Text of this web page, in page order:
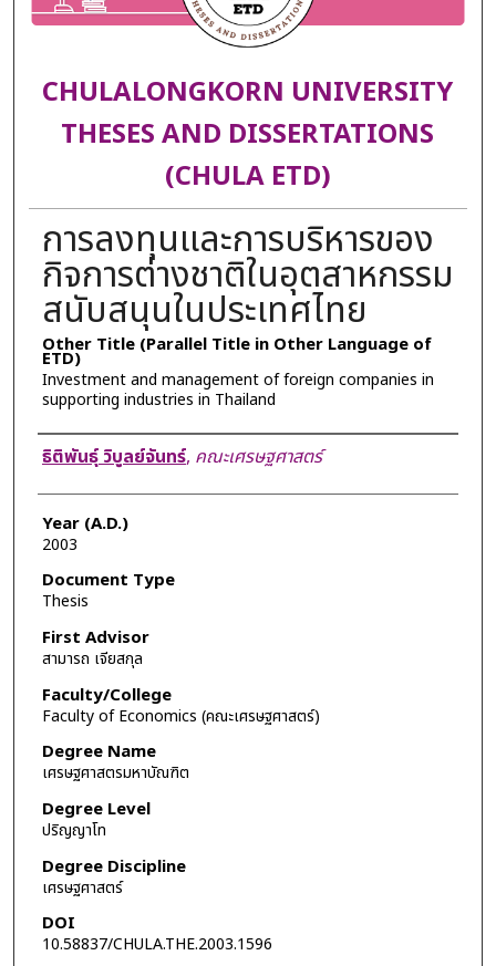
CHULALONGKORN UNIVERSITY
THESES AND DISSERTATIONS
(CHULA ETD)
การลงทุนและการบริหารของ
กิจการต่างชาติในอุตสาหกรรม
สนับสนุนในประเทศไทย
Other Title (Parallel Title in Other Language of
ETD)
Investment and management of foreign companies in
supporting industries in Thailand
Author
ธิติพันธุ์ วิบูลย์จันทร์, คณะเศรษฐศาสตร์
Year (A.D.)
2003
Document Type
Thesis
First Advisor
สามารถ เจียสกุล
Faculty/College
Faculty of Economics (คณะเศรษฐศาสตร์)
Degree Name
เศรษฐศาสตรมหาบัณฑิต
Degree Level
ปริญญาโท
Degree Discipline
เศรษฐศาสตร์
DOI
10.58837/CHULA.THE.2003.1596